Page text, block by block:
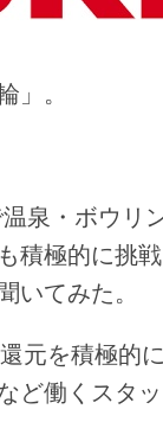
」。
泉・ボウリ
積極的に挑
いてみた。
元を積極的
ど働くスタ